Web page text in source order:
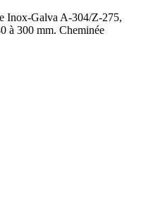
Inox-Galva A-304/Z-275,
à 300 mm. Cheminée